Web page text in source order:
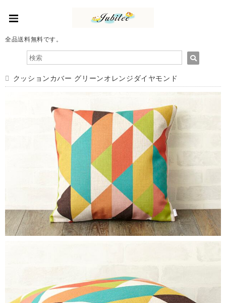
全品送料無料です。
クッションカバー グリーンオレンジダイヤモンド